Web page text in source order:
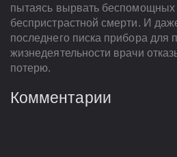
пытаясь вырвать беспомощных
беспристрастной смерти. И
последнего писка прибора для
жизнедеятельности врачи
потерю.
Комментарии